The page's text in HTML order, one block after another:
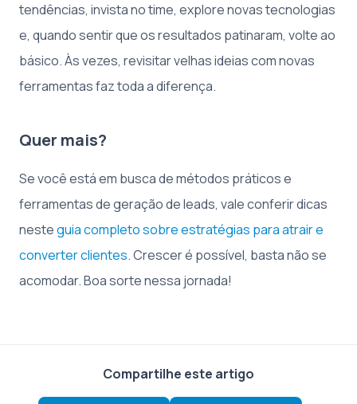
tendências, invista no time, explore novas tecnologias
e, quando sentir que os resultados patinaram, volte ao
básico. Às vezes, revisitar velhas ideias com novas
ferramentas faz toda a diferença.
Quer mais?
Se você está em busca de métodos práticos e
ferramentas de geração de leads, vale conferir dicas
nesteguia completo sobre estratégias para atrair e
converter clientes. Crescer é possível, basta não se
acomodar. Boa sorte nessa jornada!
Compartilhe este artigo